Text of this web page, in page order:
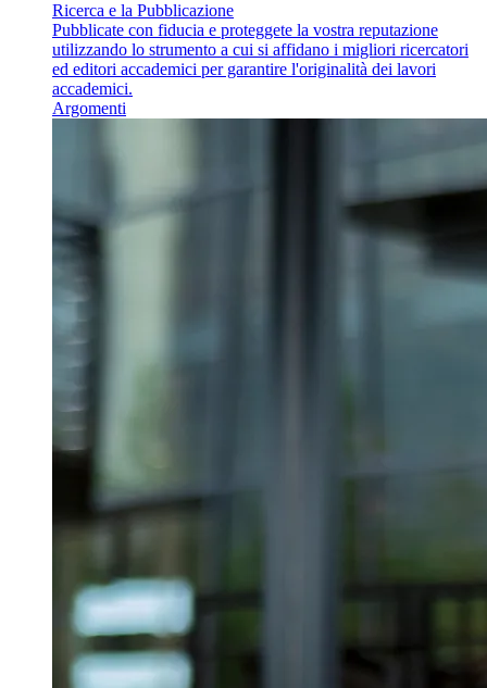
Ricerca e la Pubblicazione
Pubblicate con fiducia e proteggete la vostra reputazione
utilizzando lo strumento a cui si affidano i migliori ricercatori
ed editori accademici per garantire l'originalità dei lavori
accademici.
Argomenti